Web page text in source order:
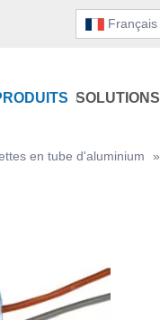
Français
SOLUTIONS
en tube d'aluminium »